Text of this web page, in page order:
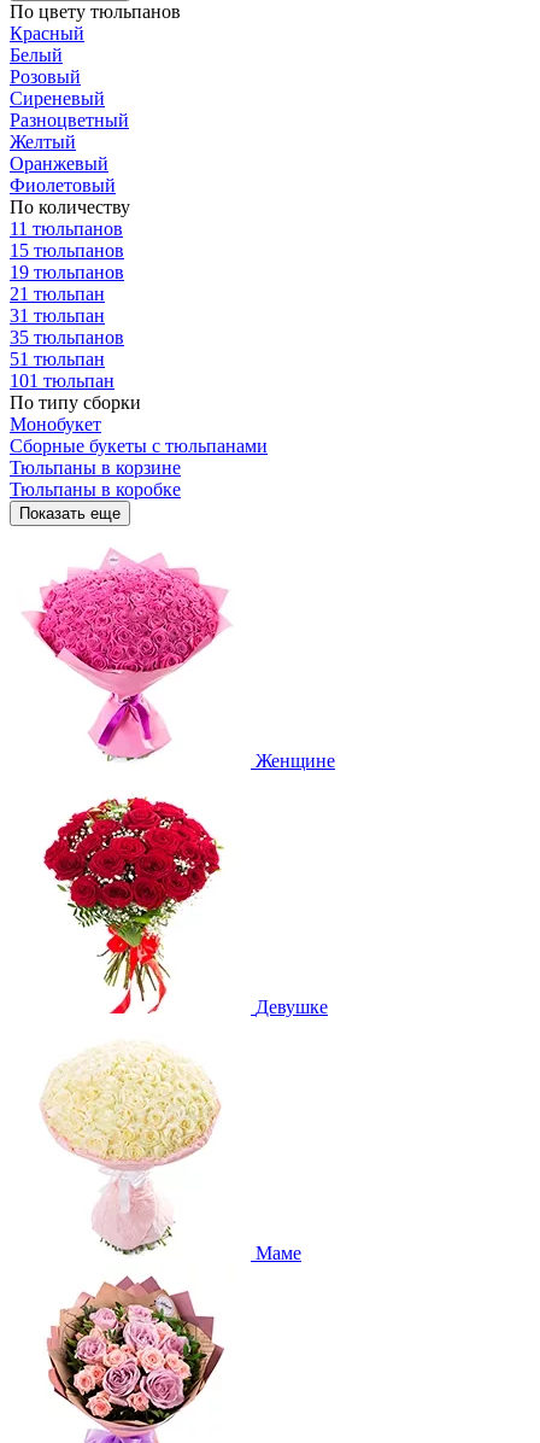
По цвету тюльпанов
Красный
Белый
Розовый
Сиреневый
Разноцветный
Желтый
Оранжевый
Фиолетовый
По количеству
11 тюльпанов
15 тюльпанов
19 тюльпанов
21 тюльпан
31 тюльпан
35 тюльпанов
51 тюльпан
101 тюльпан
По типу сборки
Монобукет
Сборные букеты с тюльпанами
Тюльпаны в корзине
Тюльпаны в коробке
Показать еще
Женщине
Девушке
Маме